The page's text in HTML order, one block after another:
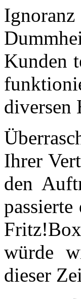
Kunden
diversen
Ihrer
den
würde
dieser